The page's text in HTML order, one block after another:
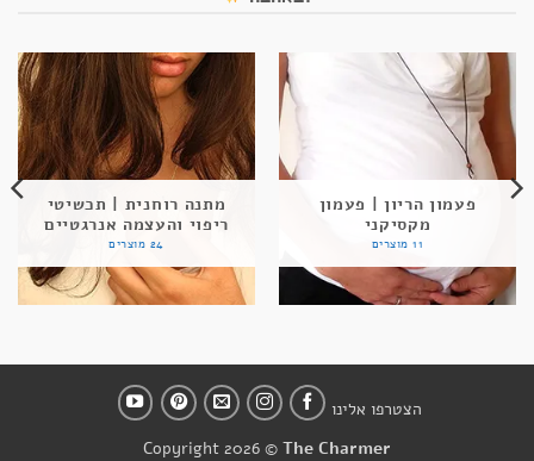
פעמון הריון | פעמון
מקסיקני
11 מוצרים
מתנה רוחנית | תכשיטי
ריפוי והעצמה אנרגטיים
24 מוצרים
הצטרפו אלינו
Copyright 2026 © The Charmer